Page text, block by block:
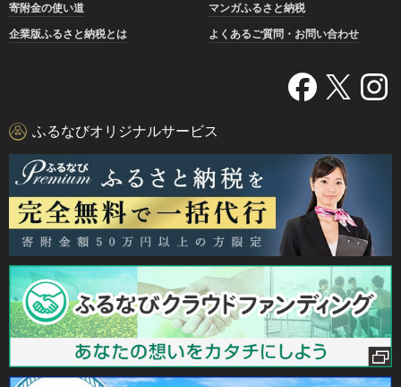
寄附金の使い道
マンガふるさと納税
企業版ふるさと納税とは
よくあるご質問・お問い合わせ
ふるなびオリジナルサービス